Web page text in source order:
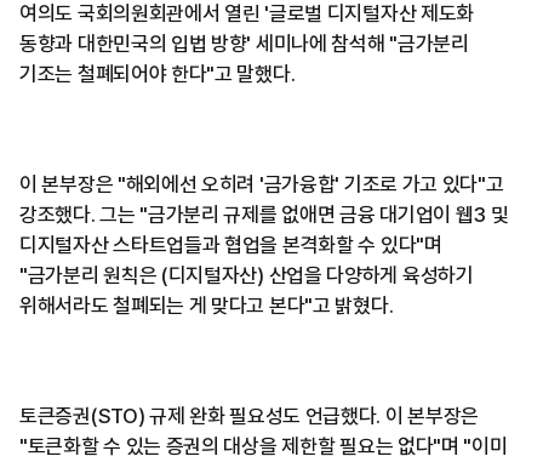
여의도 국회의원회관에서 열린 '글로벌 디지털자산 제도화
동향과 대한민국의 입법 방향' 세미나에 참석해 "금가분리
기조는 철폐되어야 한다"고 말했다.
이 본부장은 "해외에선 오히려 '금가융합' 기조로 가고 있다"고
강조했다. 그는 "금가분리 규제를 없애면 금융 대기업이 웹3 및
디지털자산 스타트업들과 협업을 본격화할 수 있다"며
"금가분리 원칙은 (디지털자산) 산업을 다양하게 육성하기
위해서라도 철폐되는 게 맞다고 본다"고 밝혔다.
토큰증권(STO) 규제 완화 필요성도 언급했다. 이 본부장은
"토큰화할 수 있는 증권의 대상을 제한할 필요는 없다"며 "이미